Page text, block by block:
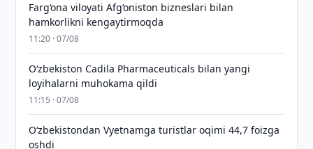
Farg‘ona viloyati Afg‘oniston bizneslari bilan
hamkorlikni kengaytirmoqda
11:20 · 07/08
Oʻzbekiston Cadila Pharmaceuticals bilan yangi
loyihalarni muhokama qildi
11:15 · 07/08
O‘zbekistondan Vyetnamga turistlar oqimi 44,7 foizga
oshdi